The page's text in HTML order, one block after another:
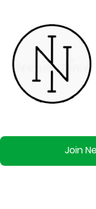
Join